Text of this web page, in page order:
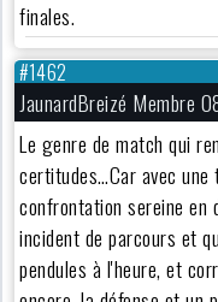
finales.
#1462
JaunardBreizé Membre
Le genre de match qui
certitudes…Car avec
confrontation sereine en
incident de parcours et
pendules à l'heure, et